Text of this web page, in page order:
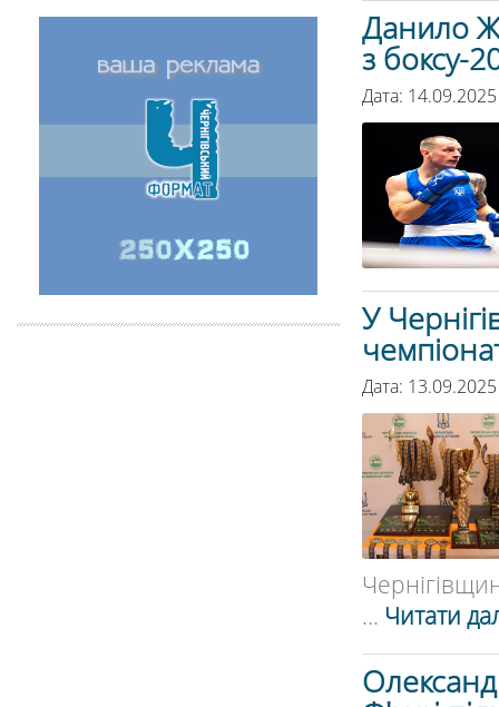
Данило
з боксу-
Дата:
У
Дата:
... Читати